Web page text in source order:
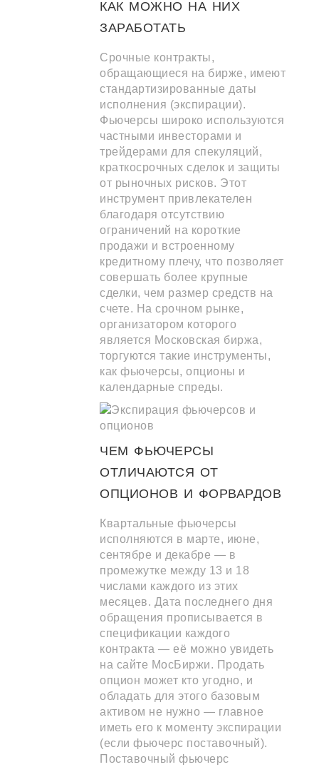
КАК МОЖНО НА НИХ
ЗАРАБОТАТЬ
Срочные контракты,
обращающиеся на бирже, имеют
стандартизированные даты
исполнения (экспирации).
Фьючерсы широко используются
частными инвесторами и
трейдерами для спекуляций,
краткосрочных сделок и защиты
от рыночных рисков. Этот
инструмент привлекателен
благодаря отсутствию
ограничений на короткие
продажи и встроенному
кредитному плечу, что позволяет
совершать более крупные
сделки, чем размер средств на
счете. На срочном рынке,
организатором которого
является Московская биржа,
торгуются такие инструменты,
как фьючерсы, опционы и
календарные спреды.
ЧЕМ ФЬЮЧЕРСЫ
ОТЛИЧАЮТСЯ ОТ
ОПЦИОНОВ И ФОРВАРДОВ
Квартальные фьючерсы
исполняются в марте, июне,
сентябре и декабре — в
промежутке между 13 и 18
числами каждого из этих
месяцев. Дата последнего дня
обращения прописывается в
спецификации каждого
контракта — её можно увидеть
на сайте МосБиржи. Продать
опцион может кто угодно, и
обладать для этого базовым
активом не нужно — главное
иметь его к моменту экспирации
(если фьючерс поставочный).
Поставочный фьючерс